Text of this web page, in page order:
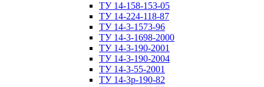
ТУ 14-158-153-05
ТУ 14-224-118-87
ТУ 14-3-1573-96
ТУ 14-3-1698-2000
ТУ 14-3-190-2001
ТУ 14-3-190-2004
ТУ 14-3-55-2001
ТУ 14-3р-190-82